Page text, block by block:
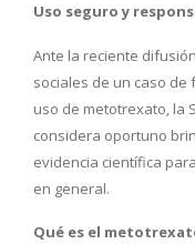
Uso seguro y
Ante la reciente
sociales de un caso
uso de metotrexato, la
considera oportuno
evidencia científica
en general.
Qué es el